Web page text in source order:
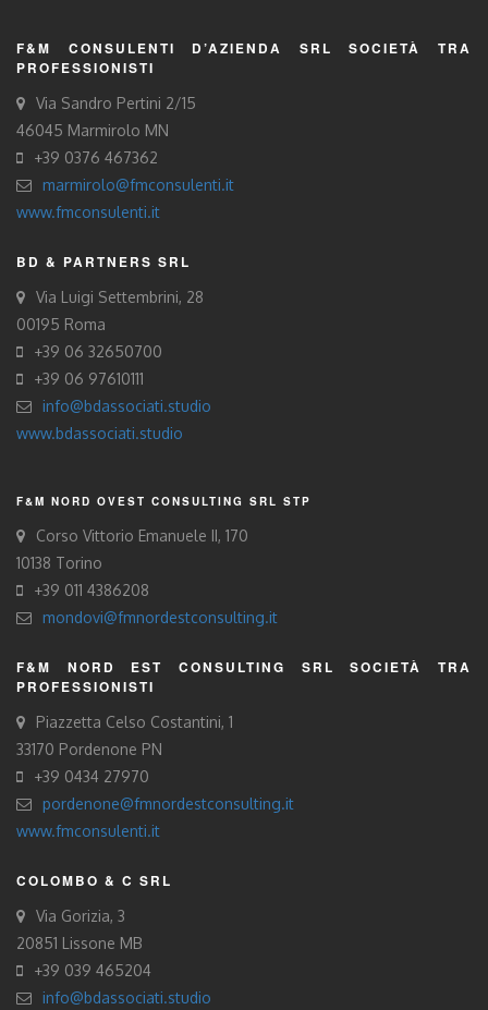
F&M CONSULENTI D’AZIENDA SRL SOCIETÀ TRA
PROFESSIONISTI
Via Sandro Pertini 2/15
46045 Marmirolo MN
+39 0376 467362
marmirolo@fmconsulenti.it
www.fmconsulenti.it
BD & PARTNERS SRL
Via Luigi Settembrini, 28
00195 Roma
+39 06 32650700
+39 06 97610111
info@bdassociati.studio
www.bdassociati.studio
F&M NORD OVEST CONSULTING SRL STP
Corso Vittorio Emanuele II, 170
10138 Torino
+39 011 4386208
mondovi@fmnordestconsulting.it
F&M NORD EST CONSULTING SRL SOCIETÀ TRA
PROFESSIONISTI
Piazzetta Celso Costantini, 1
33170 Pordenone PN
+39 0434 27970
pordenone@fmnordestconsulting.it
www.fmconsulenti.it
COLOMBO & C SRL
Via Gorizia, 3
20851 Lissone MB
+39 039 465204
info@bdassociati.studio